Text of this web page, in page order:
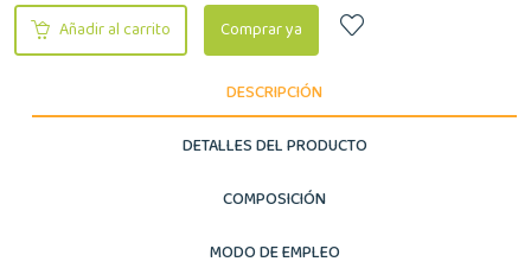
Añadir al carrito Comprar ya
DESCRIPCIÓN
DETALLES DEL PRODUCTO
COMPOSICIÓN
MODO DE EMPLEO